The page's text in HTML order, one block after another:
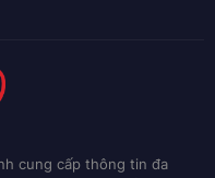
cung cấp thông tin đa